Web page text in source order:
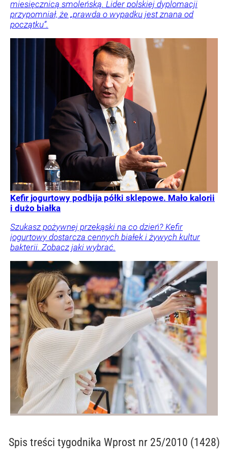
miesięcznicą smoleńską. Lider polskiej dyplomacji
przypomniał, że „prawda o wypadku jest znana od
początku”.
Kefir jogurtowy podbija półki sklepowe. Mało kalorii
i dużo białka
Szukasz pożywnej przekąski na co dzień? Kefir
jogurtowy dostarcza cennych białek i żywych kultur
bakterii. Zobacz jaki wybrać.
Spis treści tygodnika Wprost nr 25/2010 (1428)